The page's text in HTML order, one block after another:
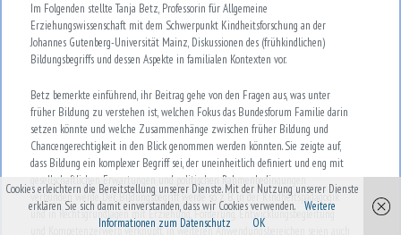
Im Folgenden stellte Tanja Betz, Professorin für Allgemeine
Erziehungswissenschaft mit dem Schwerpunkt Kindheitsforschung an der
Johannes Gutenberg-Universität Mainz, Diskussionen des (frühkindlichen)
Bildungsbegriffs und dessen Aspekte in familialen Kontexten vor.
Betz bemerkte einführend, ihr Beitrag gehe von den Fragen aus, was unter
früher Bildung zu verstehen ist, welchen Fokus das Bundesforum Familie darin
setzen könnte und welche Zusammenhänge zwischen früher Bildung und
Chancengerechtigkeit in den Blick genommen werden könnten. Sie zeigte auf,
dass Bildung ein komplexer Begriff sei, der uneinheitlich definiert und eng mit
gesellschaftlichen Erwartungen und politischen Rahmenbedingungen
verbunden werde. Der Bildungsbegriff werde so z. B. in der Kindheitspädagogik
und in Rechtsgrundlagen mit Erziehung, Förderung, Entwicklungsbegleitung
und Kompetenzerwerb verknüpft, in weiteren Anwendungsbereichen seien auch
Cookies erleichtern die Bereitstellung unserer Dienste. Mit der Nutzung unserer Dienste
erklären Sie sich damit einverstanden, dass wir Cookies verwenden. Weitere
Informationen zum Datenschutz
OK